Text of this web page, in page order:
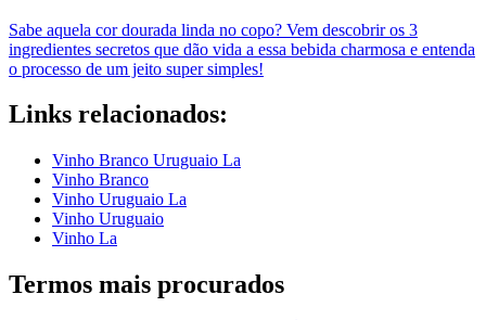
Sabe aquela cor dourada linda no copo? Vem descobrir os 3
ingredientes secretos que dão vida a essa bebida charmosa e entenda
o processo de um jeito super simples!
Links relacionados:
Vinho Branco Uruguaio La
Vinho Branco
Vinho Uruguaio La
Vinho Uruguaio
Vinho La
Termos mais procurados